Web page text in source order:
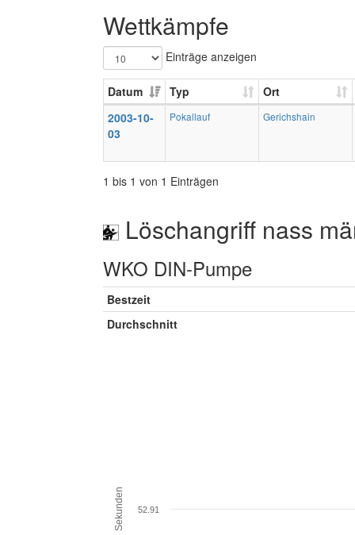
Wettkämpfe
Einträge anzeigen
Datum Typ
Ort
2003-10-
03
Pokallauf Gerichshain
1 bis 1 von 1 Einträgen
Löschangriff nass
WKO DIN-Pumpe
Bestzeit
Durchschnitt
Sekunden 52.91